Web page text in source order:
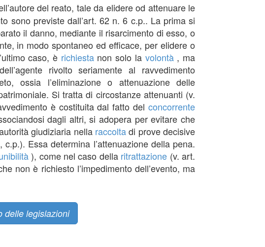
del reato, tale da elidere od attenuare le
sono previste dall’art. 62 n. 6 c.p.. La prima si
il danno, mediante il risarcimento di esso, o
in modo spontaneo ed efficace, per elidere o
caso, è richiestanon solo la volontà, ma
rivolto seriamente al ravvedimento
ossia l’eliminazione o attenuazione delle
Si tratta di circostanze attenuanti (v.
è costituita dal fatto delconcorrente
dagli altri, si adopera per evitare che
giudiziaria nella raccoltadi prove decisive
Essa determina l’attenuazione della pena.
), come nel caso della ritrattazione (v. art.
non è richiesto l’impedimento dell’evento, ma
delle legislazioni